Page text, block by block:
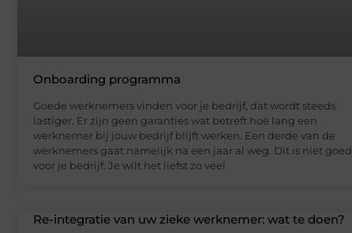
Onboarding programma
Goede werknemers vinden voor je bedrijf, dat wordt steeds
lastiger. Er zijn geen garanties wat betreft hoe lang een
werknemer bij jouw bedrijf blijft werken. Een derde van de
werknemers gaat namelijk na een jaar al weg. Dit is niet goed
voor je bedrijf. Je wilt het liefst zo veel
Re-integratie van uw zieke werknemer: wat te doen?